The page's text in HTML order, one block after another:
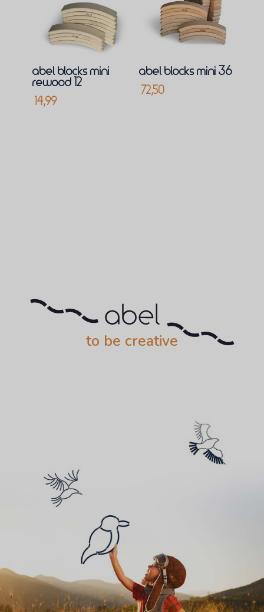
abel blocks mini
rewood 12
14,99
abel blocks mini 36
72,50
to be creative